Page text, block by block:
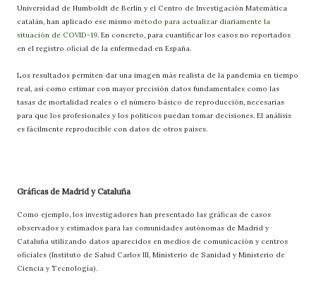
Universidad de Humboldt de Berlín y el Centro de Investigación Matemática
catalán, han aplicado ese mismo método para actualizar diariamente la
situación de COVID-19. En concreto, para cuantificar los casos no reportados
en el registro oficial de la enfermedad en España.
Los resultados permiten dar una imagen más realista de la pandemia en tiempo
real, así como estimar con mayor precisión datos fundamentales como las
tasas de mortalidad reales o el número básico de reproducción, necesarias
para que los profesionales y los políticos puedan tomar decisiones. El análisis
es fácilmente reproducible con datos de otros países.
Gráficas de Madrid y Cataluña
Como ejemplo, los investigadores han presentado las gráficas de casos
observados y estimados para las comunidades autónomas de Madrid y
Cataluña utilizando datos aparecidos en medios de comunicación y centros
oficiales (Instituto de Salud Carlos III, Ministerio de Sanidad y Ministerio de
Ciencia y Tecnología).